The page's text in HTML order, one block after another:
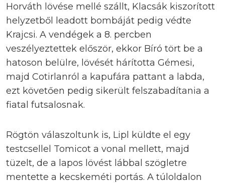
Horváth lövése mellé szállt, Klacsák kiszorított
helyzetből leadott bombáját pedig védte
Krajcsi. A vendégek a 8. percben
veszélyeztettek először, ekkor Bíró tört be a
hatoson belülre, lövését hárította Gémesi,
majd Cotirlanról a kapufára pattant a labda,
ezt követően pedig sikerült felszabadítania a
fiatal futsalosnak.
Rögtön válaszoltunk is, Lipl küldte el egy
testcsellel Tomicot a vonal mellett, majd
tüzelt, de a lapos lövést lábbal szögletre
mentette a kecskeméti portás. A túloldalon